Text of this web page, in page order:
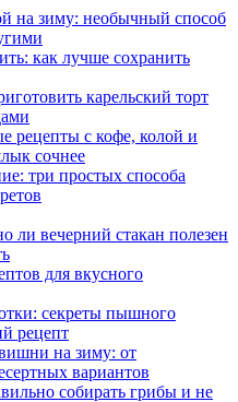
на зиму: необычный способ
как лучше сохранить
карельский торт
рецепты с кофе, колой и
сочнее
три простых способа
ли вечерний стакан полезен
для вкусного
секреты пышного
рецепт
на зиму: от
вариантов
собирать грибы и не